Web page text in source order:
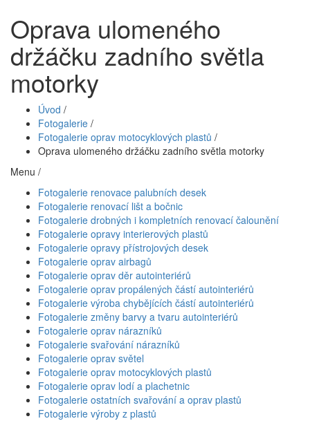
Oprava ulomeného
držáčku zadního světla
motorky
Úvod /
Fotogalerie /
Fotogalerie oprav motocyklových plastů /
Oprava ulomeného držáčku zadního světla motorky
Menu /
Fotogalerie renovace palubních desek
Fotogalerie renovací lišt a bočnic
Fotogalerie drobných i kompletních renovací čalounění
Fotogalerie opravy interierových plastů
Fotogalerie opravy přístrojových desek
Fotogalerie oprav airbagů
Fotogalerie oprav děr autointeriérů
Fotogalerie oprav propálených částí autointeriérů
Fotogalerie výroba chybějících částí autointeriérů
Fotogalerie změny barvy a tvaru autointeriérů
Fotogalerie oprav nárazníků
Fotogalerie svařování nárazníků
Fotogalerie oprav světel
Fotogalerie oprav motocyklových plastů
Fotogalerie oprav lodí a plachetnic
Fotogalerie ostatních svařování a oprav plastů
Fotogalerie výroby z plastů